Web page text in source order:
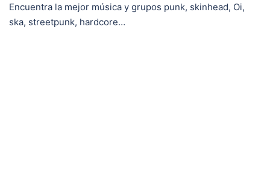
Encuentra la mejor música y grupos punk, skinhead, Oi,
ska, streetpunk, hardcore…